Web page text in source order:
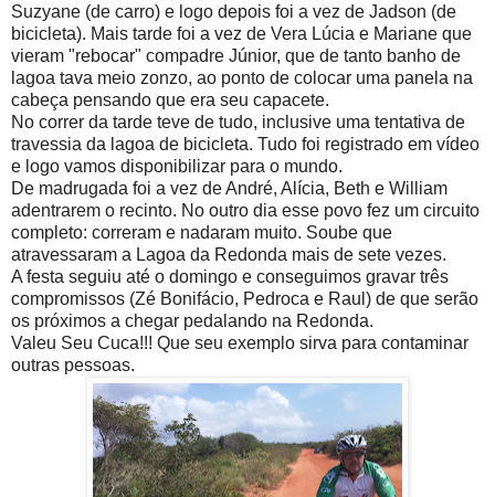
Suzyane (de carro) e logo depois foi a vez de Jadson (de
bicicleta). Mais tarde foi a vez de Vera Lúcia e Mariane que
vieram "rebocar" compadre Júnior, que de tanto banho de
lagoa tava meio zonzo, ao ponto de colocar uma panela na
cabeça pensando que era seu capacete.
No correr da tarde teve de tudo, inclusive uma tentativa de
travessia da lagoa de bicicleta. Tudo foi registrado em vídeo
e logo vamos disponibilizar para o mundo.
De madrugada foi a vez de André, Alícia, Beth e William
adentrarem o recinto. No outro dia esse povo fez um circuito
completo: correram e nadaram muito. Soube que
atravessaram a Lagoa da Redonda mais de sete vezes.
A festa seguiu até o domingo e conseguimos gravar três
compromissos (Zé Bonifácio, Pedroca e Raul) de que serão
os próximos a chegar pedalando na Redonda.
Valeu Seu Cuca!!! Que seu exemplo sirva para contaminar
outras pessoas.